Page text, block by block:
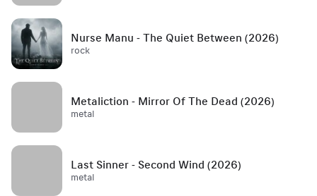
Nurse Manu - The Quiet Between (2026)
rock
Metaliction - Mirror Of The Dead (2026)
metal
Last Sinner - Second Wind (2026)
metal